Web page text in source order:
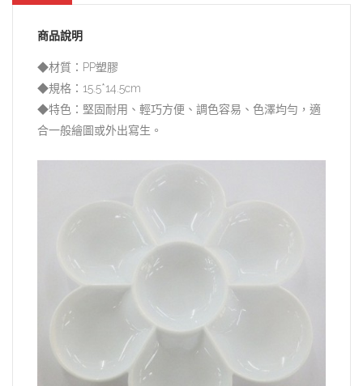
商品說明
◆材質：PP塑膠
◆規格：15.5*14.5cm
◆特色：堅固耐用、輕巧方便、調色容易、色澤均勻，適
合一般繪圖或外出寫生。